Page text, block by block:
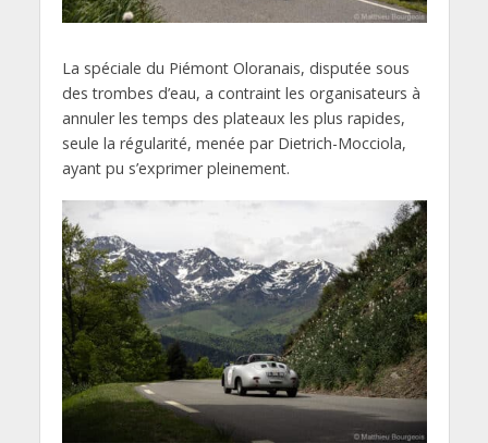
La spéciale du Piémont Oloranais, disputée sous
des trombes d’eau, a contraint les organisateurs à
annuler les temps des plateaux les plus rapides,
seule la régularité, menée par Dietrich-Mocciola,
ayant pu s’exprimer pleinement.